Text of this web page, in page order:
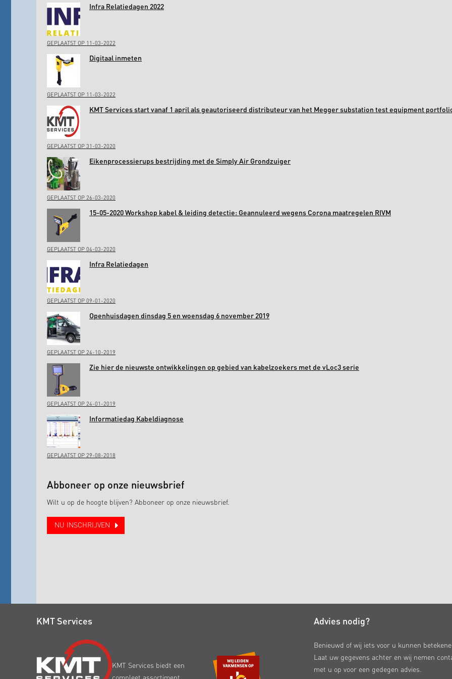
Infra Relatiedagen 2022
GEPLAATST OP 11-03-2022
Digitaal inmeten
GEPLAATST OP 11-03-2022
KMT Services start vanaf 1 april als geautoriseerd distributeur van het Megger substation test equipment
GEPLAATST OP 31-03-2020
Eikenprocessierups bestrijding met de Simply Air Grondzuiger
GEPLAATST OP 26-03-2020
15-05-2020 Workshop kabel & leiding detectie: Geannuleerd wegens Corona maatregelen RIVM
GEPLAATST OP 04-03-2020
Infra Relatiedagen
GEPLAATST OP 09-01-2020
Openhuisdagen dinsdag 5 en woensdag 6 november 2019
GEPLAATST OP 24-10-2019
Zie hier de nieuwste ontwikkelingen op gebied van kabelzoekers met de vLoc3 serie
GEPLAATST OP 24-01-2019
Informatiedag Kabeldiagnose
GEPLAATST OP 29-08-2018
Abboneer op onze nieuwsbrief
Wilt u op de hoogte blijven? Abboneer op onze nieuwsbrief.
NU INSCHRIJVEN
KMT Services
KMT Services biedt een
Advies nodig?
Benieuwd of wij iets voor u kunnen
Laat uw gegevens achter en wij nemen
met u op voor een gedegen advies.